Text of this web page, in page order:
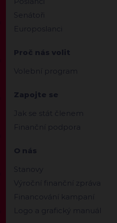
Senátoři
Europoslanci
Proč nás volit
Volební program
Zapojte se
Jak se stát členem
Finanční podpora
O nás
Stanovy
Výroční finanční zpráva
Financování kampaní
Logo a grafický manuál